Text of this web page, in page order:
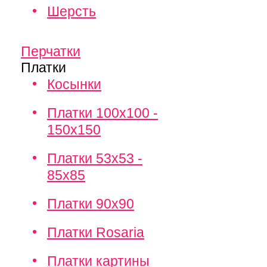
Шерсть
Перчатки
Платки
Косынки
Платки 100х100 -
150х150
Платки 53х53 -
85х85
Платки 90х90
Платки Rosaria
Платки картины